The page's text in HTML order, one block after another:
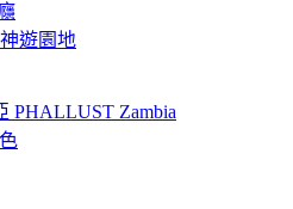
遊園地
PHALLUST Zambia